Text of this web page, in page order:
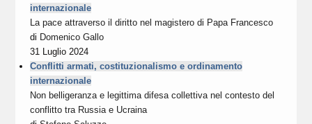
internazionale
La pace attraverso il diritto nel magistero di Papa Francesco
di Domenico Gallo
31 Luglio 2024
Conflitti armati, costituzionalismo e ordinamento
internazionale
Non belligeranza e legittima difesa collettiva nel contesto del
conflitto tra Russia e Ucraina